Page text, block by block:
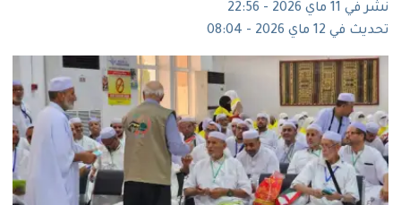
نشر في 11 ماي 2026 - 22:56
تحديث في 12 ماي 2026 - 08:04